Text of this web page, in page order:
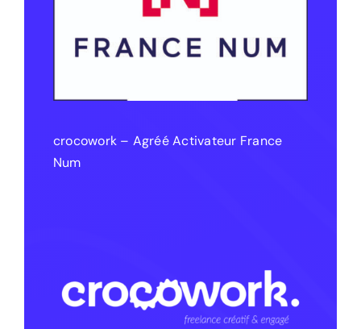
crocowork – Agréé Activateur France
Num